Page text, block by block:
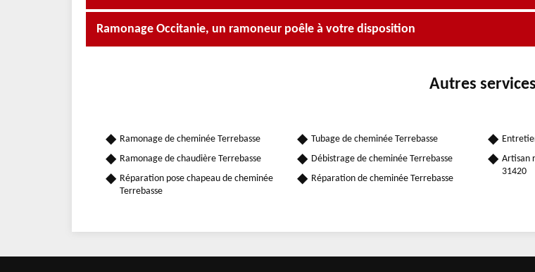
Ramonage Occitanie, un ramoneur poêle à votre disposition
Autres services
Ramonage de cheminée Terrebasse
Ramonage de chaudière Terrebasse
Réparation pose chapeau de cheminée
Terrebasse
Tubage de cheminée Terrebasse
Débistrage de cheminée Terrebasse
Réparation de cheminée Terrebasse
Artisan
31420